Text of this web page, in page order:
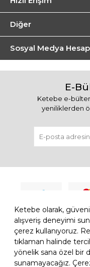
Ketebe olarak,
alışveriş deneyimi
çerez kullanıyoruz.
tıklaman halinde
yönelik sana özel bir
sunamayacağız.
Diğer
Sosyal Medya
E-
Ketebe e-
yeniliklerden